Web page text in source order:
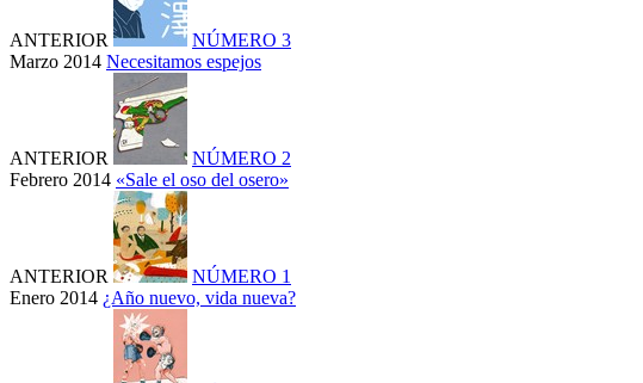
ANTERIOR
NÚMERO 3
Marzo 2014 Necesitamos espejos
ANTERIOR
NÚMERO 2
Febrero 2014 «Sale el oso del osero»
ANTERIOR
NÚMERO 1
Enero 2014 ¿Año nuevo, vida nueva?